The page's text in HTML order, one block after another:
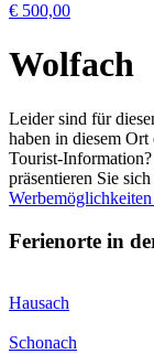
€ 500,00
Wolfach
Leider sind für
haben in diesem
Tourist-
präsentieren Sie
Werbemöglichkeiten
Ferienorte in
Hausach
Schonach